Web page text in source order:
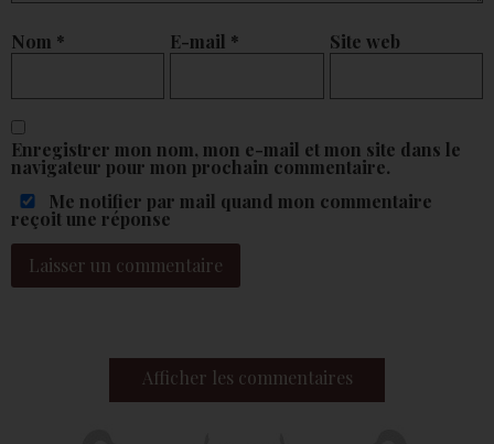
Nom * E-mail * Site web
Enregistrer mon nom, mon e-mail et mon site dans le
navigateur pour mon prochain commentaire.
Me notifier par mail quand mon commentaire
reçoit une réponse
Afficher les commentaires